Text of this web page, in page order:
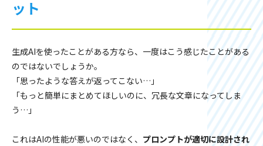
ット
生成AIを使ったことがある方なら、一度はこう感じたことがある
のではないでしょうか。
「思ったような答えが返ってこない…」
「もっと簡単にまとめてほしいのに、冗長な文章になってしま
う…」
これはAIの性能が悪いのではなく、 プロンプトが適切に設計され